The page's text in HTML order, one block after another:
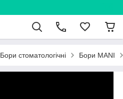
Бори стоматологічні Бори MANI